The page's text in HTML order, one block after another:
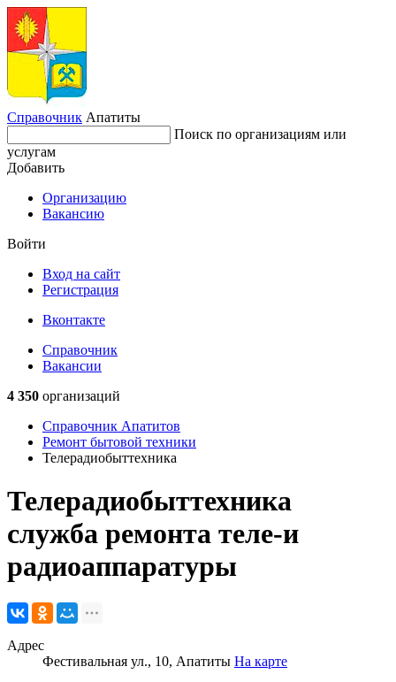
Справочник Апатиты
Поиск по организациям или
услугам
Добавить
Организацию
Вакансию
Войти
Вход на сайт
Регистрация
Вконтакте
Справочник
Вакансии
4 350 организаций
Справочник Апатитов
Ремонт бытовой техники
Телерадиобыттехника
Телерадиобыттехника
служба ремонта теле-и
радиоаппаратуры
Адрес
Фестивальная ул., 10, Апатиты На карте